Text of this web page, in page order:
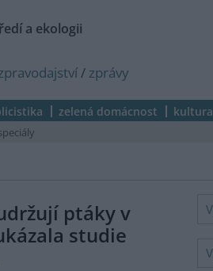
a ekologii
/ zprávy
zelená domácnost kultura
ptáky v
studie